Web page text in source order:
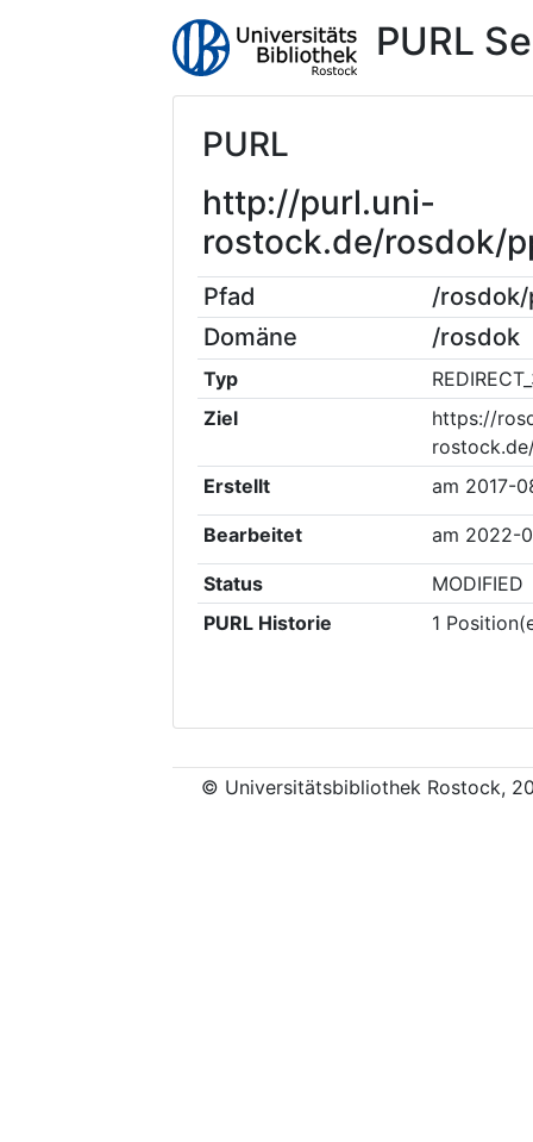
PURL
PURL
http://purl.uni-
rostock.de/rosdok/
Pfad
/rosdok/
Domäne
/rosdok
Typ
Ziel
https://
Erstellt
am 2017-
Bearbeitet am 2022-
Status
MODIFIED
PURL Historie
1
© Universitätsbibliothek Rostock,